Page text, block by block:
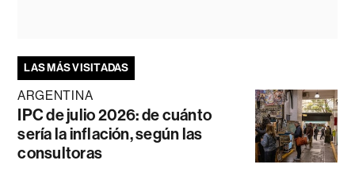
LAS MÁS VISITADAS
ARGENTINA
IPC de julio 2026: de cuánto
sería la inflación, según las
consultoras